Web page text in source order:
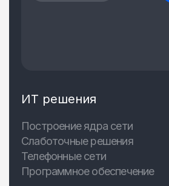
ИТ решения
Построение ядра сети
Слаботочные решения
Телефонные сети
Программное обеспечение